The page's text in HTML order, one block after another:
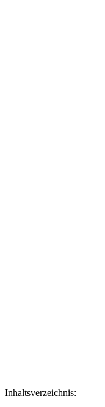
Inhaltsverzeichnis: